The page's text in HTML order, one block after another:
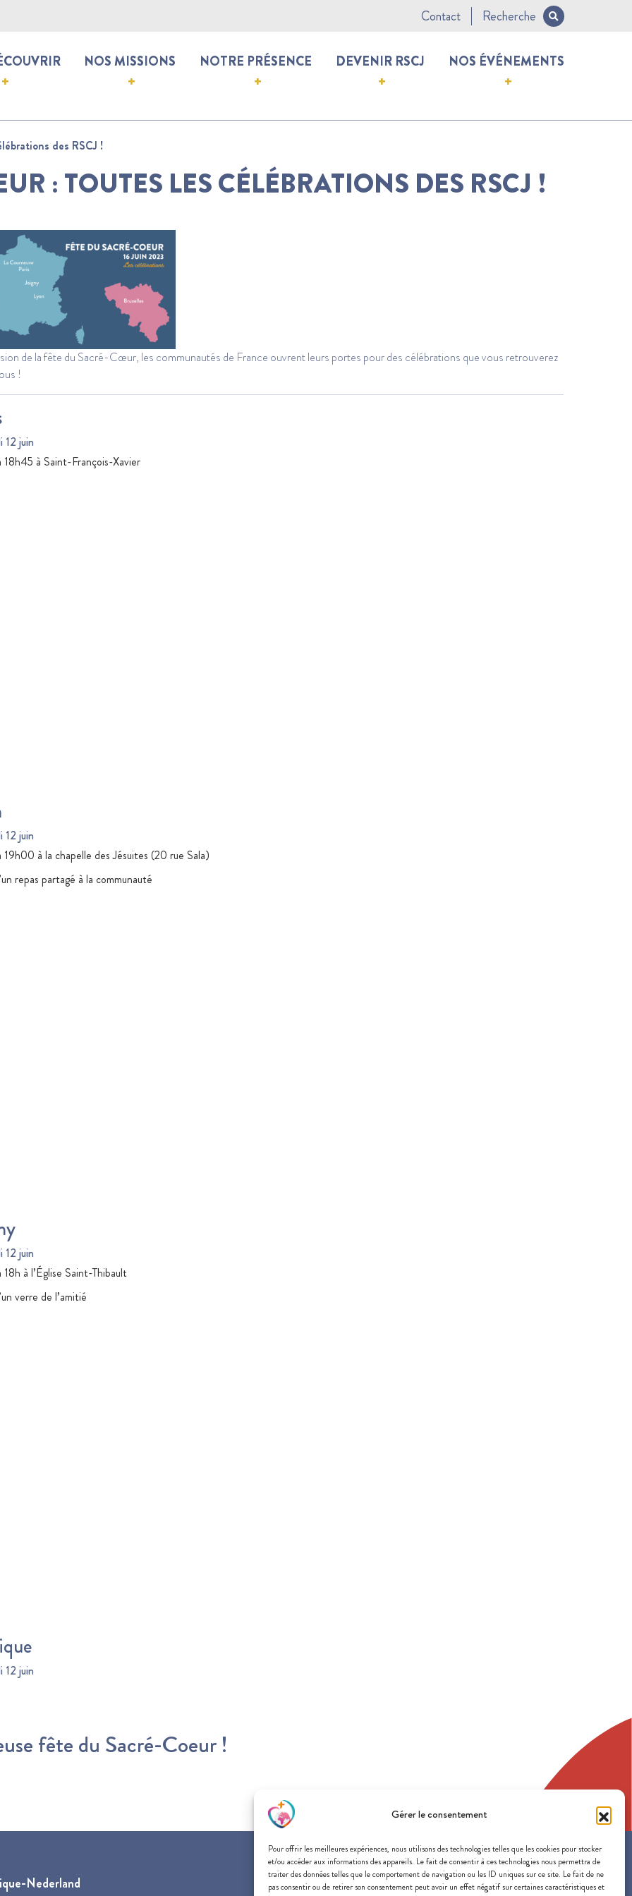
Gérer le consentement
Pour offrir les meilleures expériences, nous utilisons des technologies telles que les cookies pour stocker
et/ou accéder aux informations des appareils. Le fait de consentir à ces technologies nous permettra de
traiter des données telles que le comportement de navigation ou les ID uniques sur ce site. Le fait de ne
pas consentir ou de retirer son consentement peut avoir un effet négatif sur certaines caractéristiques et
Contact Recherche
NOS MISSIONS NOTRE PRÉSENCE DEVENIR RSCJ NOS ÉVÉNEMENTS
des RSCJ !
: TOUTES LES CÉLÉBRATIONS DES RSCJ !
de la fête du Sacré-Cœur, les communautés de France ouvrent leurs portes pour des célébrations que vous retrouverez
!
12 juin
18h45 à Saint-François-Xavier
12 juin
19h00 à la chapelle des Jésuites (20 rue Sala)
repas partagé à la communauté
12 juin
à l’Église Saint-Thibault
verre de l’amitié
12 juin
fête du Sacré-Coeur !
Nederland
SOUTENEZ-NOUS